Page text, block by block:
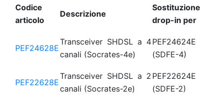
Codice
articolo
Descrizione
Sostituzione
drop-in per
PEF24628E
Transceiver SHDSL a 4
canali (Socrates-4e)
PEF24624E
(SDFE-4)
PEF22628E
Transceiver SHDSL a 2
canali (Socrates-2e)
PEF22624E
(SDFE-2)